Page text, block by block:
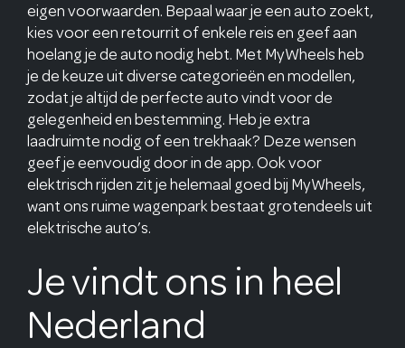
eigen voorwaarden. Bepaal waar je een auto zoekt,
kies voor een retourrit of enkele reis en geef aan
hoelang je de auto nodig hebt. Met MyWheels heb
je de keuze uit diverse categorieën en modellen,
zodat je altijd de perfecte auto vindt voor de
gelegenheid en bestemming. Heb je extra
laadruimte nodig of een trekhaak? Deze wensen
geef je eenvoudig door in de app. Ook voor
elektrisch rijden zit je helemaal goed bij MyWheels,
want ons ruime wagenpark bestaat grotendeels uit
elektrische auto’s.
Je vindt ons in heel
Nederland